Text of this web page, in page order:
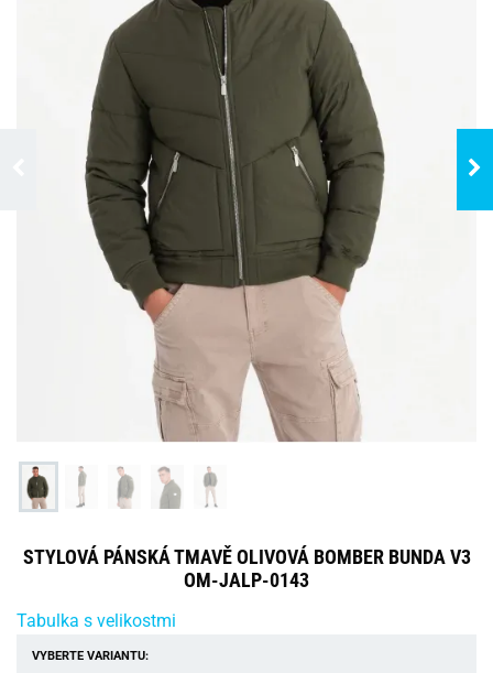
STYLOVÁ PÁNSKÁ TMAVĚ OLIVOVÁ BOMBER BUNDA V3
OM-JALP-0143
Tabulka s velikostmi
VYBERTE VARIANTU: